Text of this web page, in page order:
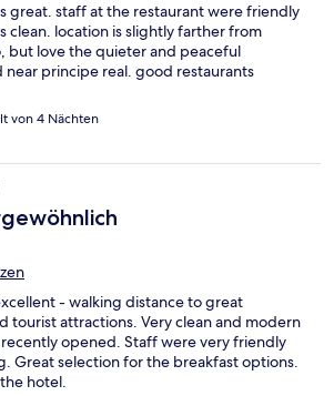
great. staff at the restaurant were friendly
clean. location is slightly farther from
but love the quieter and peaceful
principe real. good restaurants
von 4 Nächten
- walking distance to great
tourist attractions. Very clean and modern
opened. Staff were very friendly
Great selection for the breakfast options.
hotel.